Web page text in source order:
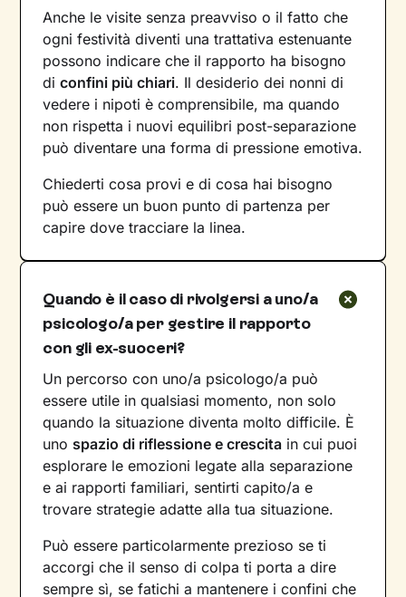
Anche le visite senza preavviso o il fatto che
ogni festività diventi una trattativa estenuante
possono indicare che il rapporto ha bisogno
diconfini più chiari. Il desiderio dei nonni di
vedere i nipoti è comprensibile, ma quando
non rispetta i nuovi equilibri post-separazione
può diventare una forma di pressione emotiva.
Chiederti cosa provi e di cosa hai bisogno
può essere un buon punto di partenza per
capire dove tracciare la linea.
Quando è il caso di rivolgersi a uno/a
psicologo/a per gestire il rapporto
con gli ex-suoceri?
Un percorso con uno/a psicologo/a può
essere utile in qualsiasi momento, non solo
quando la situazione diventa molto difficile. È
uno spazio di riflessione e crescita in cui puoi
esplorare le emozioni legate alla separazione
e ai rapporti familiari, sentirti capito/a e
trovare strategie adatte alla tua situazione.
Può essere particolarmente prezioso se ti
accorgi che il senso di colpa ti porta a dire
sempre sì, se fatichi a mantenere i confini che